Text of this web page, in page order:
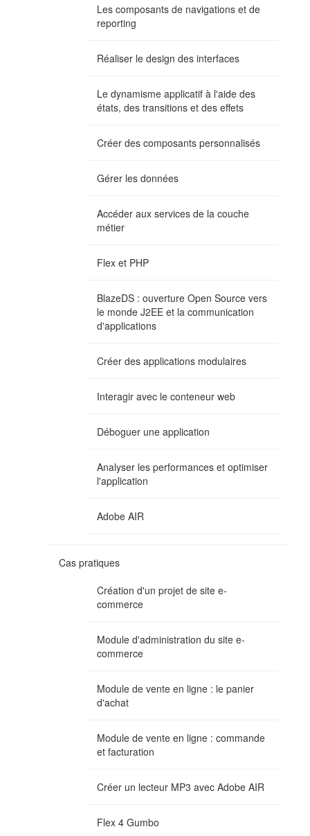
Les composants de navigations et de
reporting
Réaliser le design des interfaces
Le dynamisme applicatif à l'aide des
états, des transitions et des effets
Créer des composants personnalisés
Gérer les données
Accéder aux services de la couche
métier
Flex et PHP
BlazeDS : ouverture Open Source vers
le monde J2EE et la communication
d'applications
Créer des applications modulaires
Interagir avec le conteneur web
Déboguer une application
Analyser les performances et optimiser
l'application
Adobe AIR
Cas pratiques
Création d'un projet de site e-
commerce
Module d'administration du site e-
commerce
Module de vente en ligne : le panier
d'achat
Module de vente en ligne : commande
et facturation
Créer un lecteur MP3 avec Adobe AIR
Flex 4 Gumbo